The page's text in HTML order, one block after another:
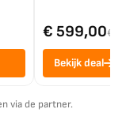
€ 599,00€
Bekijk deal
via de partner.